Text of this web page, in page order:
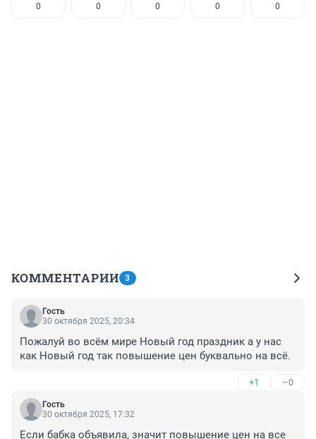
0 0 0 0 0
КОММЕНТАРИИ 3
Гость
30 октября 2025, 20:34
Пожалуй во всём мире Новый год праздник а у нас
как Новый год так повышение цен буквально на всё.
+1 –0
Гость
30 октября 2025, 17:32
Если бабка объявила, значит повышение цен на все